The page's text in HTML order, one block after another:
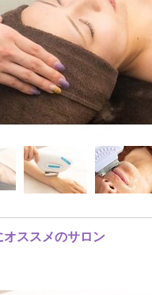
オススメのサロン